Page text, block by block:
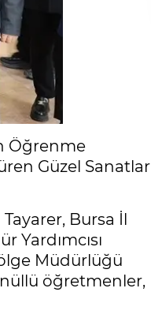
Öğrenme
Güzel Sanatlar
Bursa İl
Müdürlüğü
öğretmenler,